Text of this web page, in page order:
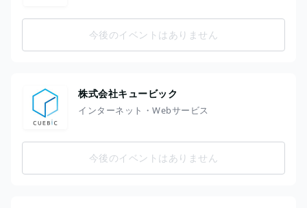
今後のイベントはありません
株式会社キュービック
インターネット・Webサービス
今後のイベントはありません